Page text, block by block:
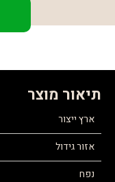
תיאור מוצר
ארץ ייצור
אזור גידול
נפח